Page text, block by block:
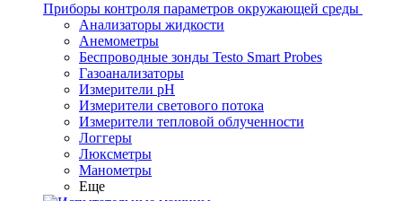
Приборы контроля параметров окружающей среды
Анализаторы жидкости
Анемометры
Беспроводные зонды Testo Smart Probes
Газоанализаторы
Измерители pH
Измерители светового потока
Измерители тепловой облученности
Логгеры
Люксметры
Манометры
Еще